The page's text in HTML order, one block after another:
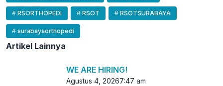
RSORTHOPEDI RSOT RSOTSURABAYA
surabayaorthopedi
Artikel Lainnya
WE ARE HIRING!
Agustus 4, 20267:47 am